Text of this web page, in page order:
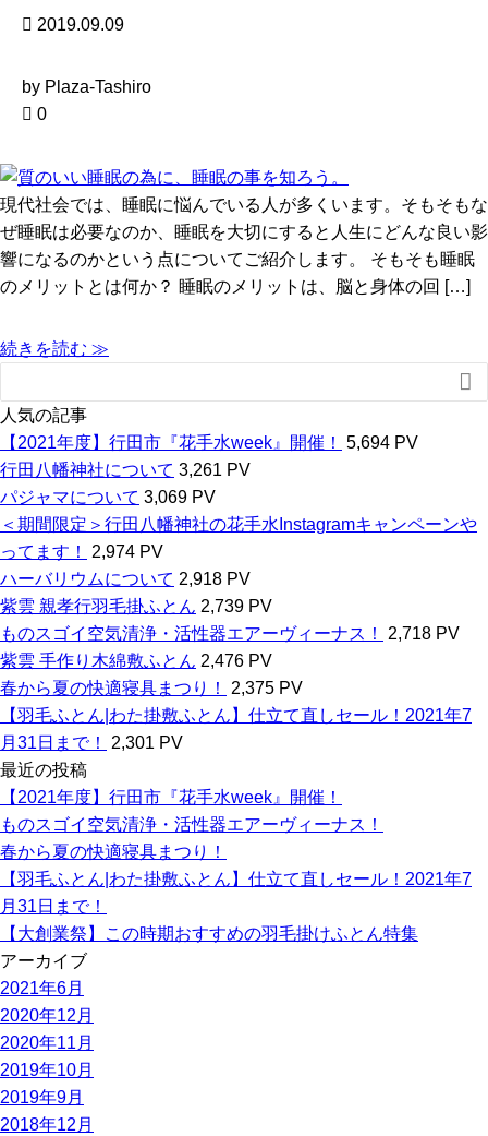
2019.09.09
by Plaza-Tashiro
0
現代社会では、睡眠に悩んでいる人が多くいます。そもそもな
ぜ睡眠は必要なのか、睡眠を大切にすると人生にどんな良い影
響になるのかという点についてご紹介します。 そもそも睡眠
のメリットとは何か？ 睡眠のメリットは、脳と身体の回 […]
続きを読む ≫

人気の記事
【2021年度】行田市『花手水week』開催！
5,694 PV
行田八幡神社について 3,261 PV
パジャマについて 3,069 PV
＜期間限定＞行田八幡神社の花手水Instagramキャンペーンや
ってます！
2,974 PV
ハーバリウムについて 2,918 PV
紫雲 親孝行羽毛掛ふとん 2,739 PV
ものスゴイ空気清浄・活性器エアーヴィーナス！
2,718 PV
紫雲 手作り木綿敷ふとん 2,476 PV
春から夏の快適寝具まつり！
2,375 PV
【羽毛ふとん|わた掛敷ふとん】仕立て直しセール！2021年7
月31日まで！
2,301 PV
最近の投稿
【2021年度】行田市『花手水week』開催！
ものスゴイ空気清浄・活性器エアーヴィーナス！
春から夏の快適寝具まつり！
【羽毛ふとん|わた掛敷ふとん】仕立て直しセール！2021年7
月31日まで！
【大創業祭】この時期おすすめの羽毛掛けふとん特集
アーカイブ
2021年6月
2020年12月
2020年11月
2019年10月
2019年9月
2018年12月